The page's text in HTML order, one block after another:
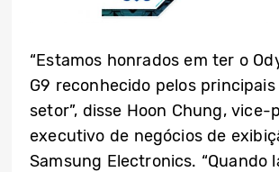
“Estamos honrados em ter o
G9 reconhecido pelos
setor”, disse Hoon Chung, vice-
executivo de negócios de
Samsung Electronics. “Quando